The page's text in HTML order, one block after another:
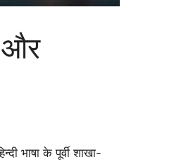
और
भाषा के पूर्वी शाखा-